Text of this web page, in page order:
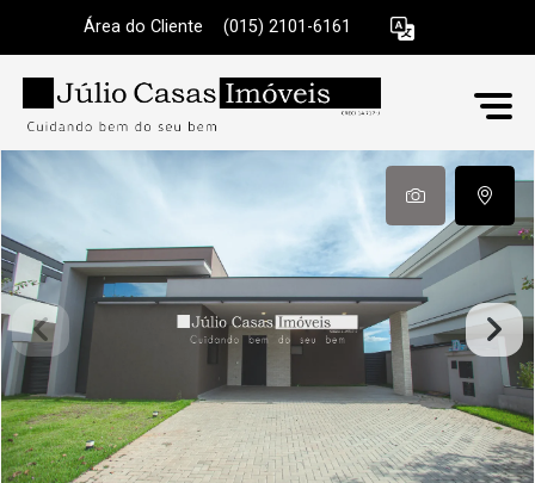
Área do Cliente (015) 2101-6161